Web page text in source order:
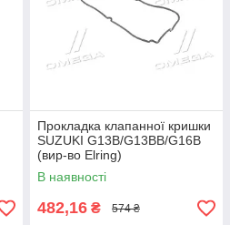
Прокладка клапанної кришки
SUZUKI G13B/G13BB/G16B
(вир-во Elring)
В наявності
482,16 ₴ 574 ₴